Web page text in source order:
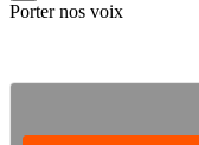
Porter nos voix